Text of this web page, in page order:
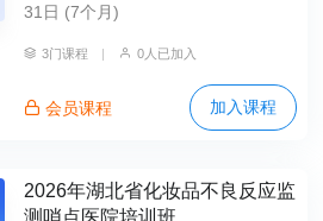
31日 (7个月)
3门课程 | 0人已加入
会员课程 加入课程
2026年湖北省化妆品不良反应监
测哨点医院培训班